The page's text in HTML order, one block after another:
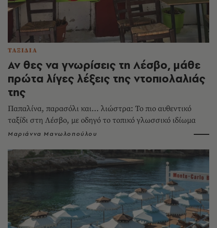
ΤΑΞΙΔΙΑ
Αν θες να γνωρίσεις τη Λέσβο, μάθε
πρώτα λίγες λέξεις της ντοπιολαλιάς
της
Παπαλίνα, παρασόλι και... λιώστρα: Το πιο αυθεντικό
ταξίδι στη Λέσβο, με οδηγό το τοπικό γλωσσικό ιδίωμα
Μαριάννα Μανωλοπούλου